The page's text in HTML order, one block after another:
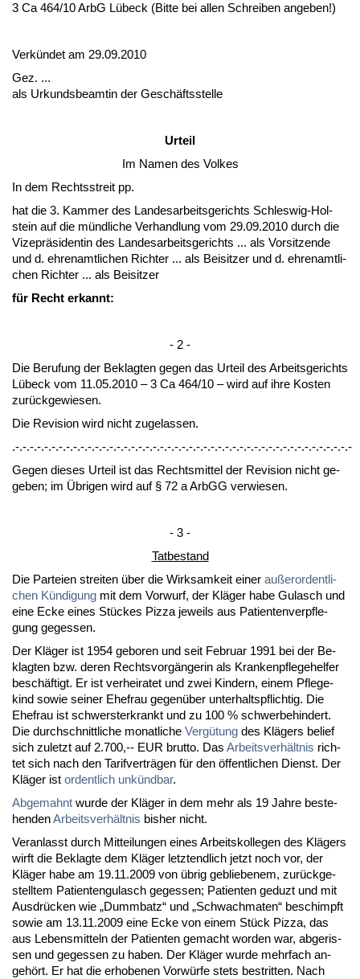
3 Ca 464/10 ArbG Lübeck (Bit­te bei al­len Schrei­ben an­ge­ben!)
Verkündet am 29.09.2010
Gez. ...
als Ur­kunds­be­am­tin der Geschäfts­stel­le
Ur­teil
Im Na­men des Vol­kes
In dem Rechts­streit pp.
hat die 3. Kam­mer des Lan­des­ar­beits­ge­richts Schles­wig-Hol­
stein auf die münd­li­che Ver­hand­lung vom 29.09.2010 durch die
Vi­ze­präsi­den­tin des Lan­des­ar­beits­ge­richts ... als Vor­sit­zen­de
und d. eh­ren­amt­li­chen Rich­ter ... als Bei­sit­zer und d. eh­ren­amt­li­
chen Rich­ter ... als Bei­sit­zer
für Recht er­kannt:
- 2 -
Die Be­ru­fung der Be­klag­ten ge­gen das Ur­teil des Ar­beits­ge­richts
Lübeck vom 11.05.2010 – 3 Ca 464/10 – wird auf ih­re Kos­ten
zurück­ge­wie­sen.
Die Re­vi­si­on wird nicht zu­ge­las­sen.
.-.-.-.-.-.-.-.-.-.-.-.-.-.-.-.-.-.-.-.-.-.-.-.-.-.-.-.-.-.-.-.-.-.-.-.-.-.-.-.-.-.-.-.-.-.-.-
Ge­gen die­ses Ur­teil ist das Rechts­mit­tel der Re­vi­si­on nicht ge­
ge­ben; im Übri­gen wird auf § 72 a ArbGG ver­wie­sen.
- 3 -
Tat­be­stand
Die Par­tei­en strei­ten über die Wirk­sam­keit ei­ner außer­or­dent­li­
chen Kündi­gung mit dem Vor­wurf, der Kläger ha­be Gu­lasch und
ei­ne Ecke ei­nes Stückes Piz­za je­weils aus Pa­ti­en­ten­ver­pfle­
gung ge­ges­sen.
Der Kläger ist 1954 ge­bo­ren und seit Fe­bru­ar 1991 bei der Be­
klag­ten bzw. de­ren Rechts­vorgänge­rin als Kran­ken­pfle­ge­hel­fer
beschäftigt. Er ist ver­hei­ra­tet und zwei Kin­dern, ei­nem Pfle­ge­
kind so­wie sei­ner Ehe­frau ge­genüber un­ter­halts­pflich­tig. Die
Ehe­frau ist schwers­ter­krankt und zu 100 % schwer­be­hin­dert.
Die durch­schnitt­li­che mo­nat­li­che Vergütung des Klägers be­lief
sich zu­letzt auf 2.700,-- EUR brut­to. Das Ar­beits­verhält­nis rich­
tet sich nach den Ta­rif­verträgen für den öffent­li­chen Dienst. Der
Kläger ist or­dent­lich unkünd­bar.
Ab­ge­mahnt wur­de der Kläger in dem mehr als 19 Jah­re be­ste­
hen­denAr­beits­verhält­nis bis­her nicht.
Ver­an­lasst durch Mit­tei­lun­gen ei­nes Ar­beits­kol­le­gen des Klägers
wirft die Be­klag­te dem Kläger letzt­end­lich jetzt noch vor, der
Kläger ha­be am 19.11.2009 von übrig ge­blie­be­nem, zurück­ge­
stell­tem Pa­ti­en­ten­gu­lasch ge­ges­sen; Pa­ti­en­ten ge­duzt und mit
Aus­drücken wie „Dumm­batz“ und „Schwach­ma­ten“ be­schimpft
so­wie am 13.11.2009 ei­ne Ecke von ei­nem Stück Piz­za, das
aus Le­bens­mit­teln der Pa­ti­en­ten ge­macht wor­den war, ab­ge­ris­
sen und ge­ges­sen zu ha­ben. Der Kläger wur­de mehr­fach an­
gehört. Er hat die er­ho­be­nen Vorwürfe stets be­strit­ten. Nach